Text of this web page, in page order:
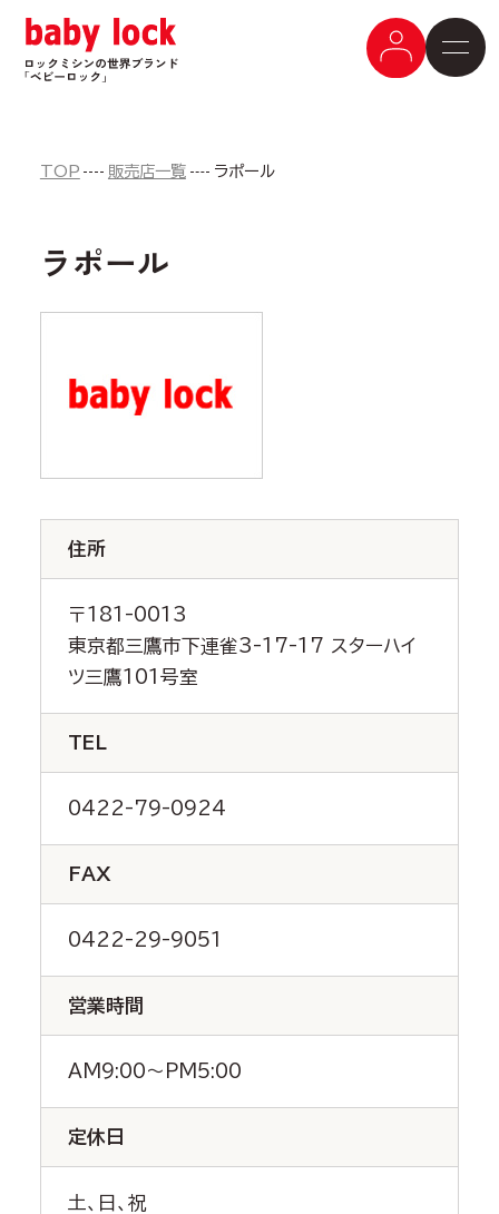
TOP 販売店一覧 ラポール
ラポール
住所
〒181-0013
東京都三鷹市下連雀3-17-17 スターハイ
ツ三鷹101号室
TEL
0422-79-0924
FAX
0422-29-9051
営業時間
AM9:00～PM5:00
定休日
土、日、祝